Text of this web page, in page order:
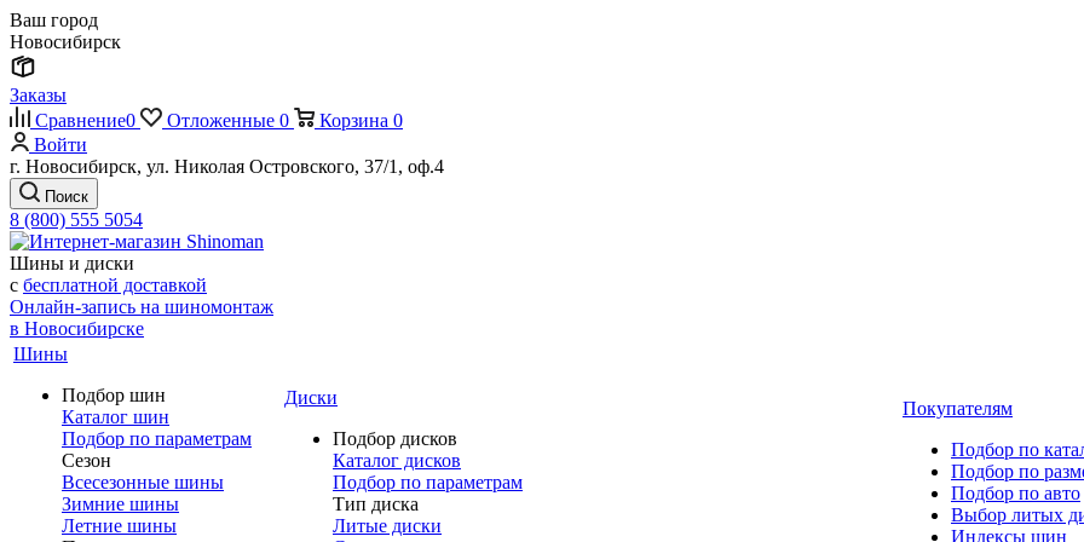
Ваш город
Новосибирск
Заказы
Сравнение0 Отложенные 0 Корзина 0
Войти
г. Новосибирск, ул. Николая Островского, 37/1, оф.4
Поиск
8 (800) 555 5054
Шины и диски
с бесплатной доставкой
Онлайн-запись на шиномонтаж
в Новосибирске
Шины
Подбор шин
Каталог шин
Подбор по параметрам
Сезон
Всесезонные шины
Зимние шины
Летние шины
Диски
Подбор дисков
Каталог дисков
Подбор по параметрам
Тип диска
Литые диски
Покупателям
Подбор по
Подбор по
Подбор по авто
Выбор литых
Индексы шин